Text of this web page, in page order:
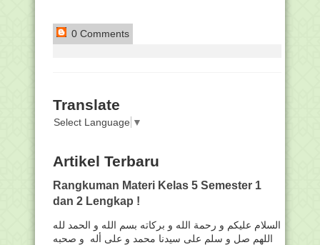
0 Comments
Translate
Select Language ▼
Artikel Terbaru
Rangkuman Materi Kelas 5 Semester 1
dan 2 Lengkap !
السلام عليكم و رحمة الله و بركاته بسم الله و الحمد لله
اللهم صل و سلم على سيدنا محمد و على أله و صحبه